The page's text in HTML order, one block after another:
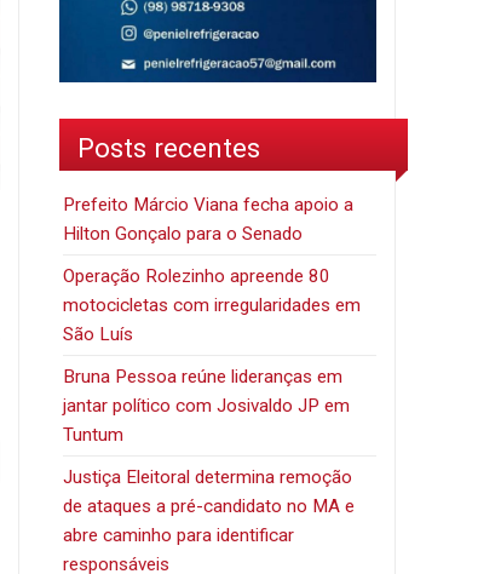
Posts recentes
Prefeito Márcio Viana fecha apoio a
Hilton Gonçalo para o Senado
Operação Rolezinho apreende 80
motocicletas com irregularidades em
São Luís
Bruna Pessoa reúne lideranças em
jantar político com Josivaldo JP em
Tuntum
Justiça Eleitoral determina remoção
de ataques a pré-candidato no MA e
abre caminho para identificar
responsáveis